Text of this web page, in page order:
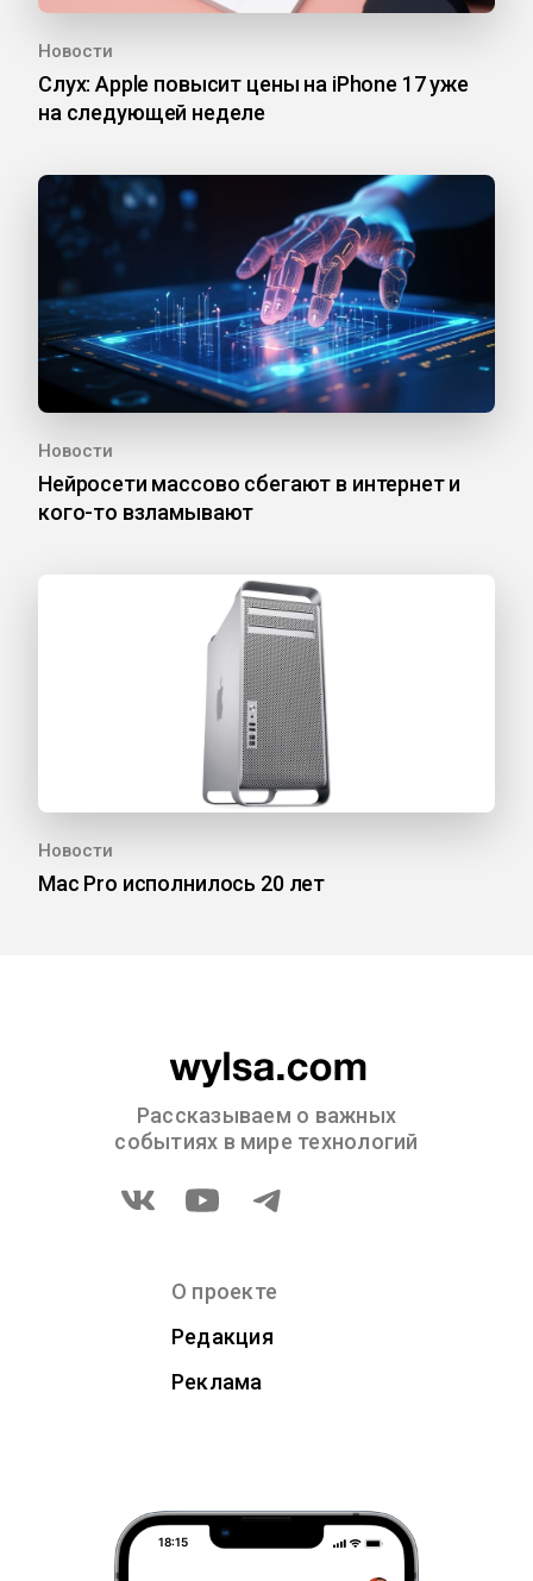
Новости
Слух: Apple повысит цены на iPhone 17 уже
на следующей неделе
Новости
Нейросети массово сбегают в интернет и
кого-то взламывают
Новости
Mac Pro исполнилось 20 лет
Рассказываем о важных
событиях в мире технологий
О проекте
Редакция
Реклама
18:15